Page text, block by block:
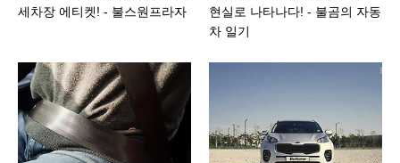
세차장 에티켓! - 불스원프라자
현실로 나타나다! - 불곰의 자동
차 일기